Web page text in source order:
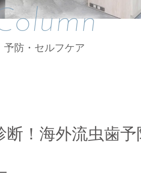
予防・セルフケア
！海外流虫歯予